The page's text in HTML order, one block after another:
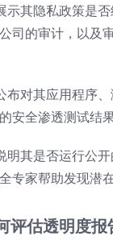
示其隐私政策是
司的审计，以及
布对其应用程序
安全渗透测试结果
明其是否运行公
专家帮助发现潜在
评估透明度报